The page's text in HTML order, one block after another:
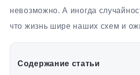
невозможно. А иногда
что жизнь шире наших схем и
Содержание статьи